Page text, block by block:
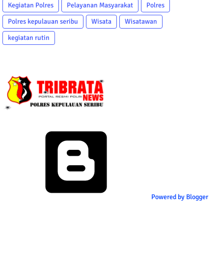
Kegiatan Polres
Pelayanan Masyarakat
Polres
Polres kepulauan seribu
Wisata
Wisatawan
kegiatan rutin
Powered by Blogger